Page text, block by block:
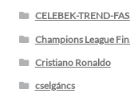
CELEBEK-TREND-
Champions League
Cristiano Ronaldo
cselgáncs